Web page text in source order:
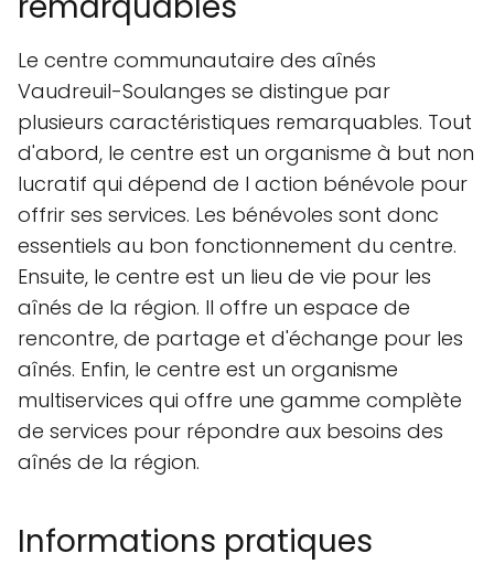
Le centre communautaire des aînés
Vaudreuil-Soulanges se distingue par
plusieurs caractéristiques remarquables. Tout
d'abord, le centre est un organisme à but non
lucratif qui dépend de l action bénévole pour
offrir ses services. Les bénévoles sont donc
essentiels au bon fonctionnement du centre.
Ensuite, le centre est un lieu de vie pour les
aînés de la région. Il offre un espace de
rencontre, de partage et d'échange pour les
aînés. Enfin, le centre est un organisme
multiservices qui offre une gamme complète
de services pour répondre aux besoins des
aînés de la région.
Informations pratiques